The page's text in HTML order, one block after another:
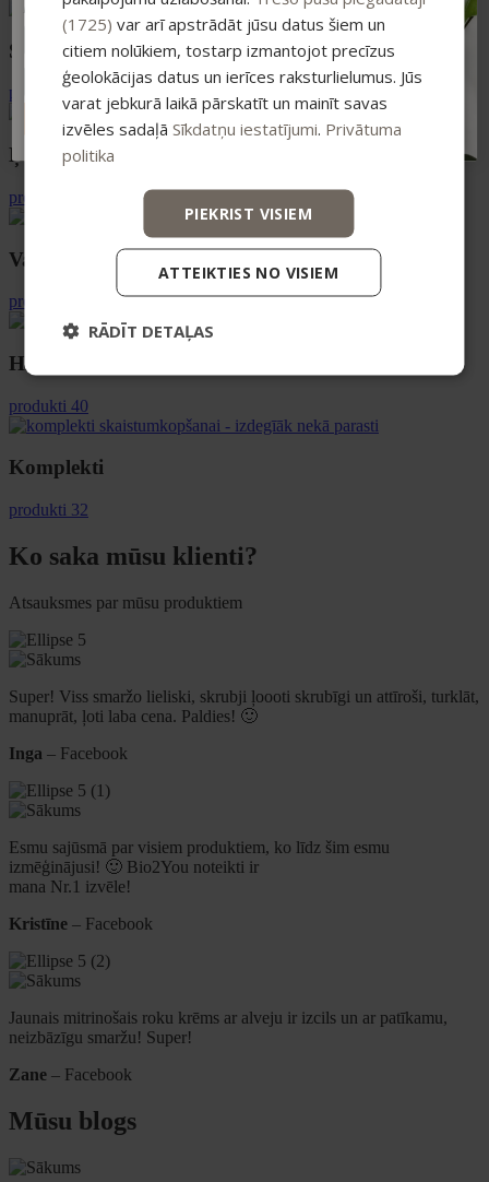
Sejas ādai
produkti 29
Ķermenim un matiem
produkti 49
Vannai un SPA
produkti 27
Higiēnai
produkti 40
Komplekti
produkti 32
Ko saka mūsu klienti?
Atsauksmes par mūsu produktiem
Super! Viss smaržo lieliski, skrubji ļoooti skrubīgi un attīroši, turklāt,
manuprāt, ļoti laba cena. Paldies! 🙂
Inga – Facebook
Esmu sajūsmā par visiem produktiem, ko līdz šim esmu
izmēģinājusi! 🙂 Bio2You noteikti ir
mana Nr.1 izvēle!
Kristīne – Facebook
Jaunais mitrinošais roku krēms ar alveju ir izcils un ar patīkamu,
neizbāzīgu smaržu! Super!
Zane – Facebook
Mūsu blogs
(1725) var arī apstrādāt jūsu datus šiem un
citiem nolūkiem, tostarp izmantojot precīzus
ģeolokācijas datus un ierīces raksturlielumus. Jūs
varat jebkurā laikā pārskatīt un mainīt savas
izvēles sadaļāSīkdatņu iestatījumi. Privātuma
politika
PIEKRIST VISIEM
ATTEIKTIES NO VISIEM
RĀDĪT DETAĻAS
pirkumiem virs 25 €